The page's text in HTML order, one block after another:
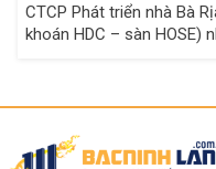
CTCP Phát triển nhà Bà
khoán HDC – sàn HOSE)